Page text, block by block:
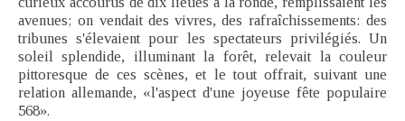
avenues; on vendait des vivres, des rafraîchissements: des
tribunes s'élevaient pour les spectateurs privilégiés. Un
soleil splendide, illuminant la forêt, relevait la couleur
pittoresque de ces scènes, et le tout offrait, suivant une
relation allemande, «l'aspect d'une joyeuse fête populaire
568».